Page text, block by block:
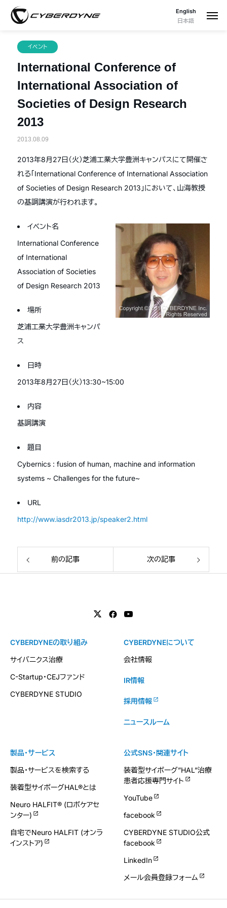
English
日本語
イベント
International Conference of
International Association of
Societies of Design Research
2013
2013.08.09
2013年8月27日（火）芝浦工業大学豊洲キャンパスにて開催さ
れる「International Conference of International Association
of Societies of Design Research 2013」において、山海教授
の基調講演が行われます。
イベント名
International Conference
of International
Association of Societies
of Design Research 2013
場所
芝浦工業大学豊洲キャンパ
ス
日時
2013年8月27日（火）13:30~15:00
内容
基調講演
題目
Cybernics : fusion of human, machine and information
systems ~ Challenges for the future~
URL
http://www.iasdr2013.jp/speaker2.html
前の記事 次の記事
製品・サービス
製品・サービスを検索する
装着型サイボーグHAL®とは
Neuro HALFIT® (ロボケアセ
ンター)
自宅でNeuro HALFIT (オンラ
インストア)
CYBERDYNEの取り組み
サイバニクス治療
C-Startup・CEJファンド
CYBERDYNE STUDIO
CYBERDYNEについて
会社情報
IR情報
採用情報
ニュースルーム
公式SNS・関連サイト
装着型サイボーグ”HAL”治療
患者応援専門サイト
YouTube
facebook
CYBERDYNE STUDIO公式
facebook
LinkedIn
メール会員登録フォーム